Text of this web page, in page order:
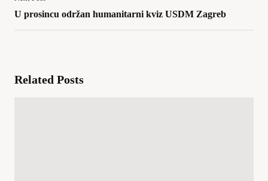
U prosincu održan humanitarni kviz USDM Zagreb
Related Posts